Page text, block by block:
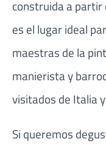
construida a partir
es el lugar ideal
maestras de la
manierista y
visitados de Italia
Si queremos